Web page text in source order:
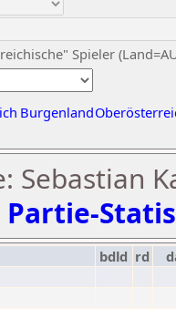
Spieler
Burgenland
Sebastian
Partie-
bdld rd